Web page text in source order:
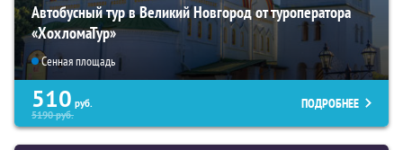
Автобусный тур в Великий Новгород от туроператора
«ХохломаТур»
Сенная площадь
510 руб.
5190руб.
ПОДРОБНЕЕ